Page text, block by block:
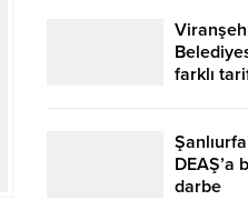
farklı
DEAŞ’a
darbe